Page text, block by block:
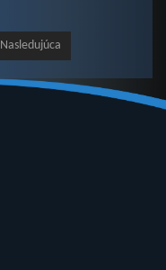
Nasledujúca